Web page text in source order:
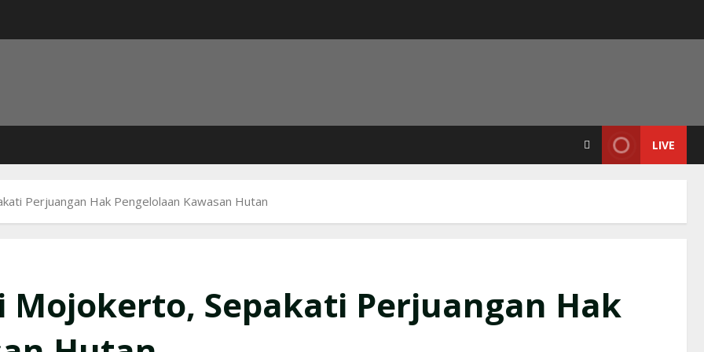
LIVE
Perjuangan Hak Pengelolaan Kawasan Hutan
Mojokerto, Sepakati Perjuangan Hak